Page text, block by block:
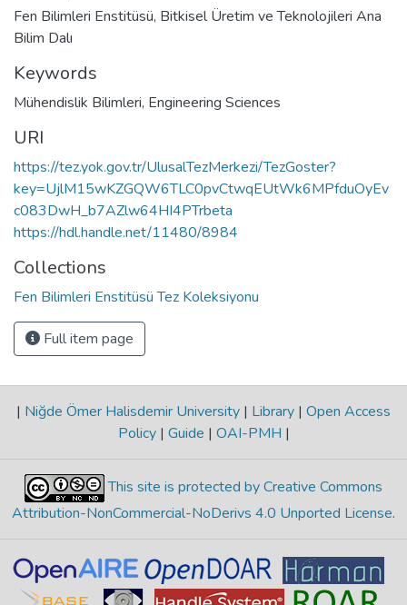
Fen Bilimleri Enstitüsü, Bitkisel Üretim ve Teknolojileri Ana
Bilim Dalı
Keywords
Mühendislik Bilimleri, Engineering Sciences
URI
https://tez.yok.gov.tr/UlusalTezMerkezi/TezGoster?
key=UjlM15wKZGQW6TLC0pvCtwqEUtWk6MPfduOyEv
c083DwH_b7AZlw64HI4PTrbeta
https://hdl.handle.net/11480/8984
Collections
Fen Bilimleri Enstitüsü Tez Koleksiyonu
Full item page
| Niğde Ömer Halisdemir University | Library | Open Access
Policy | Guide | OAI-PMH |
This site is protected by Creative Commons
Attribution-NonCommercial-NoDerivs 4.0 Unported License.